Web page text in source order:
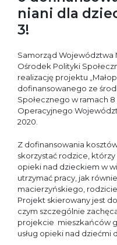
niani dla
3!
Samorząd Województwa
Ośrodek Polityki
realizację projektu
dofinansowanego ze
Społecznego w ramach
Operacyjnego
2020.
Z dofinansowania
skorzystać rodzice,
opieki nad dzieckiem w
utrzymać pracy, jak
macierzyńskiego,
Projekt skierowany jest
czym szczególnie
projekcie mieszkańców
usług opieki nad dziećmi